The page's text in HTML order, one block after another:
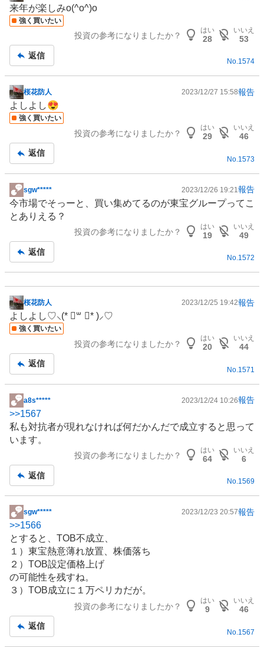
示
板
来年が楽しみo(^o^)o
強く買いたい
投資の参考になりましたか？
はい
28
いいえ
53
返信
No.1574
掲
示
板
桜花防人 2023/12/27 15:58報告
よしよし😍
強く買いたい
投資の参考になりましたか？
はい
29
いいえ
46
返信
No.1573
掲
示
板
sgw***** 2023/12/26 19:21報告
今市場でそっーと、買い集めてるのが東宝グループってこ
とありえる？
投資の参考になりましたか？
はい
19
いいえ
49
返信
No.1572
掲
示
板
桜花防人 2023/12/25 19:42報告
よしよし♡⸜(* ॑꒳ ॑* )⸝♡
強く買いたい
投資の参考になりましたか？
はい
20
いいえ
44
返信
No.1571
掲
示
板
記
a8s***** 2023/12/24 10:26報告
>>1567
私も対抗者が現れなければ何だかんだで成立すると思って
います。
投資の参考になりましたか？
はい
64
いいえ
6
返信
No.1569
掲
示
板
記
事
sgw***** 2023/12/23 20:57報告
>>1566
とすると、TOB不成立、
１）東宝熱意薄れ放置、株価落ち
２）TOB設定価格上げ
の可能性を残すね。
３）TOB成立に１万ペリカだが。
投資の参考になりましたか？
はい
9
いいえ
46
返信
No.1567